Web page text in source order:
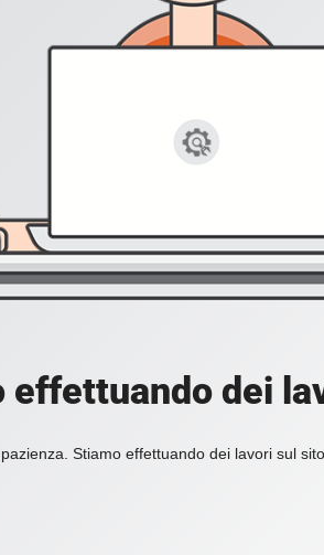
effettuando dei
Stiamo effettuando dei lavori sul